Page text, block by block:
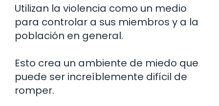
Utilizan la violencia como un medio
para controlar a sus miembros y a la
población en general.
Esto crea un ambiente de miedo que
puede ser increíblemente difícil de
romper.